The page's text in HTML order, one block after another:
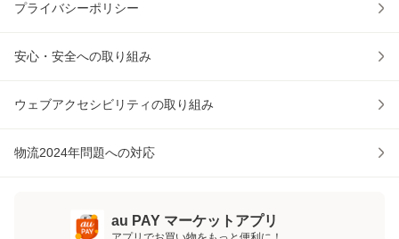
プライバシーポリシー
安心・安全への取り組み
ウェブアクセシビリティの取り組み
物流2024年問題への対応
au PAY マーケットアプリ